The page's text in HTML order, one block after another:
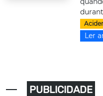
Ler
PUBLICIDADE